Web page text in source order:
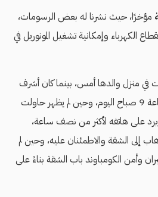
مؤخرًا، حيث نشرنا له بعض الرسومات،
الكهرباء وإمكانية تشغيل المونوريل في
في منزل والدها أمس، بينما كان أشرف
على موعد مرتب مسبقًا الساعة 9 صباح اليوم، وحين لم يظهر حاولت
يرد على هاتفه لأكثر من نصف ساعة،
إلى الشقة والاطمئنان عليه، وحين لم
وأمن الكومباوند باب الشقة بناءً على